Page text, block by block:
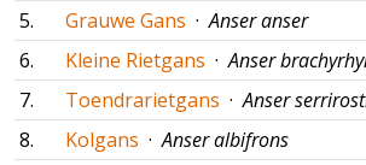
5.
Grauwe Gans ·Anser anser
6.
Kleine Rietgans ·Anser
7.
Toendrarietgans ·Anser
8.
Kolgans ·Anser albifrons